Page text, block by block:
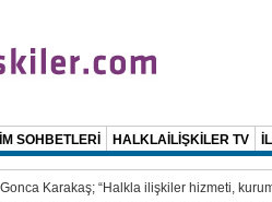
SOHBETLERİ HALKLAİLİŞKİLER TV
Gonca Karakaş; “Halkla ilişkiler hizmeti,